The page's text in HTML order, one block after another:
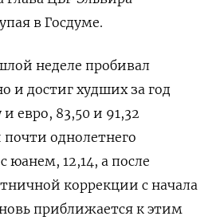
в Госдуме.
неделе пробивал
и достиг худших за год
евро, 83,50 и 91,32
почти однолетнего
12,14, а после
коррекции с начала
приближается к этим